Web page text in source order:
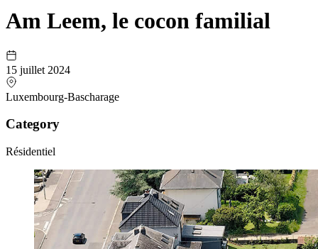
Am Leem, le cocon familial
15 juillet 2024
Luxembourg-Bascharage
Category
Résidentiel